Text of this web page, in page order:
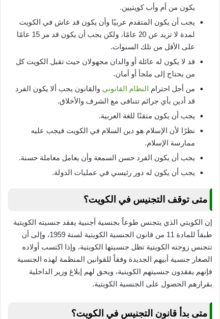
يكون من أم وأب كويتيين.
يجب أن يكون المتقدم عربيًا وأن يكون قد عاش في الكويت
لمدة لا تزيد عن 20 عامًا، ولكن يجب أن يكون قد مر 15 عامًا
على الأقل من تلك السنوات.
قد لا يكون له عائلة أو والدان مجهولان حيث تقبل الكويت كل
من يحتاج إلى ملجأ أو أمان.
من أجل احترام النظام القانوني والقانون يجب ألا يكون الفرد
قد أدين بأي جرائم تتنافى مع الشرف والأخلاق.
يجب أن يكون متقنًا للغة العربية.
نظرًا لأن الإسلام هو دين السلام في الكويت فيجب عليه
ممارسة الإسلام.
يجب أن يكون الفرد حسن السمعة وأن يعامل معاملة حسنة.
يجب أن يكون له دور رئيسي في عمليات الدولة.
متى توقف التجنيس في الكويت؟
إن الكويتي الذي يتجنس طوعاً بجنسية أجنبية يفقد جنسيته الكويتية
طبقاً للمادة 11 من قانون الجنسية الكويتية لسنة 1959، وإلى أن
تتجنس زوجته الكويتية تظل جنسيتها الكويتية، وإذا اكتسب أولاده
الصغار جنسية أبيهم الجديدة وفقاً للقوانين المنظمة لهذه الجنسية
فإنهم يفقدون جنسيتهم الكويتية، ويحق لهم إبلاغ وزير الداخلية
بقرارهم الحصول على الجنسية الكويتية.
متى بدأ قانون التجنيس في الكويت؟